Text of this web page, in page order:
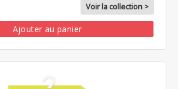
Voir la collection >
Ajouter au panier